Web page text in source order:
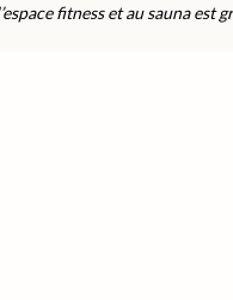
fitness et au sauna est